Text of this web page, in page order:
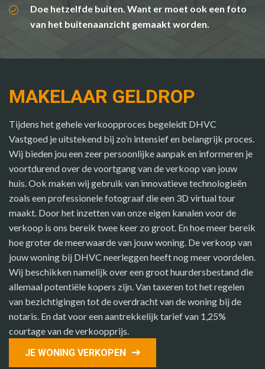
Doe hetzelfde buiten. Want er moet ook een foto
van het buitenaanzicht gemaakt worden.
MAKELAAR GELDROP
Tijdens het gehele verkoopproces begeleidt DHVC
Vastgoed je uitstekend bij zo’n intensief en belangrijk proces.
Wij bieden jou een zeer persoonlijke aanpak en informeren je
voortdurend over de voortgang van de verkoop van jouw
huis. Ook maken wij gebruik van innovatieve technologieën
zoals een professionele fotograaf die een 3D virtual tour
maakt. Door het inzetten van onze eigen kanalen voor de
verkoop is ons bereik twee keer zo groot. En hoe meer bereik
hoe groter de meerwaarde van jouw woning. De verkoop van
jouw woning bij DHVC neerleggen heeft nog meer voordelen.
Wij beschikken namelijk over een groot huurdersbestand die
allemaal potentiële kopers zijn. Van taxeren tot het regelen
van bezichtigingen tot de overdracht van de woning bij de
notaris. En dat voor een aantrekkelijk tarief van 1,25%
courtage van de verkoopprijs.
JE WONING VERKOPEN